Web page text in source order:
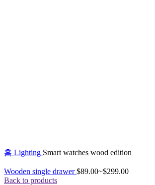
홈 Lighting Smart watches wood edition
Wooden single drawer$89.00~$299.00
Back to products